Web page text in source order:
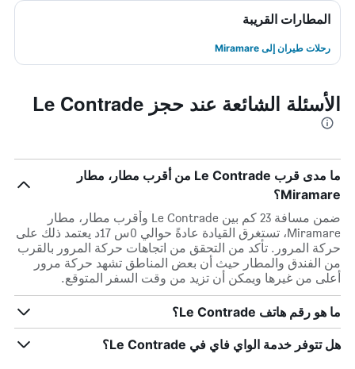
المطارات القريبة
رحلات طيران إلى Miramare
الأسئلة الشائعة عند حجز Le Contrade
ما مدى قرب Le Contrade من أقرب مطار، مطار
Miramare؟
ضمن مسافة 23 كم بين Le Contrade وأقرب مطار، مطار
Miramare، تستغرق القيادة عادةً حوالي 0س 17د يعتمد ذلك على
حركة المرور. تأكد من التحقق من اتجاهات حركة المرور بالقرب
من الفندق والمطار حيث أن بعض المناطق تشهد حركة مرور
أعلى من غيرها ويمكن أن تزيد من وقت السفر المتوقع.
ما هو رقم هاتف Le Contrade؟
هل تتوفر خدمة الواي فاي في Le Contrade؟